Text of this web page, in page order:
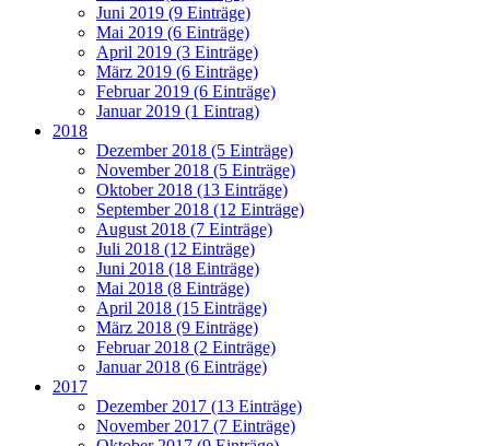
Juni 2019 (9 Einträge)
Mai 2019 (6 Einträge)
April 2019 (3 Einträge)
März 2019 (6 Einträge)
Februar 2019 (6 Einträge)
Januar 2019 (1 Eintrag)
2018
Dezember 2018 (5 Einträge)
November 2018 (5 Einträge)
Oktober 2018 (13 Einträge)
September 2018 (12 Einträge)
August 2018 (7 Einträge)
Juli 2018 (12 Einträge)
Juni 2018 (18 Einträge)
Mai 2018 (8 Einträge)
April 2018 (15 Einträge)
März 2018 (9 Einträge)
Februar 2018 (2 Einträge)
Januar 2018 (6 Einträge)
2017
Dezember 2017 (13 Einträge)
November 2017 (7 Einträge)